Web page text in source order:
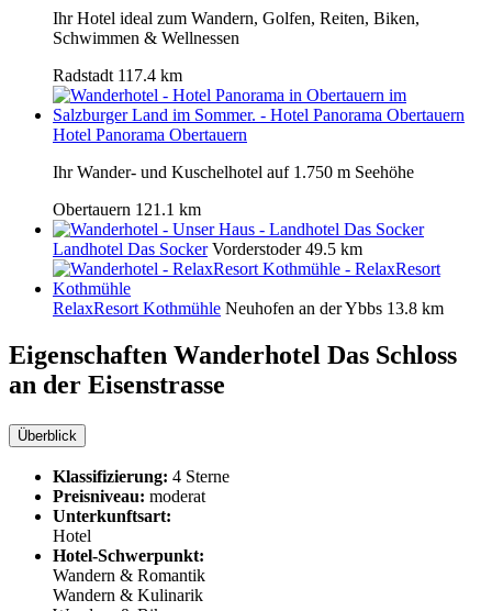
Ihr Hotel ideal zum Wandern, Golfen, Reiten, Biken,
Schwimmen & Wellnessen
Radstadt 117.4 km
Hotel Panorama Obertauern
Ihr Wander- und Kuschelhotel auf 1.750 m Seehöhe
Obertauern 121.1 km
Landhotel Das Socker Vorderstoder 49.5 km
RelaxResort Kothmühle Neuhofen an der Ybbs 13.8 km
Eigenschaften Wanderhotel Das Schloss
an der Eisenstrasse
Überblick
Klassifizierung: 4 Sterne
Preisniveau: moderat
Unterkunftsart:
Hotel
Hotel-Schwerpunkt:
Wandern & Romantik
Wandern & Kulinarik